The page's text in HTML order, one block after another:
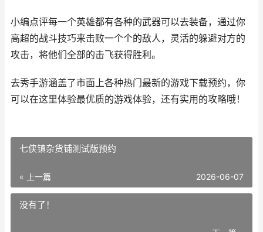
小编点评每一个英雄都有各种的武器可以去装备，通过你
高超的战斗技巧来击败一个个的敌人，灵活的躲避对方的
攻击，将他们全部的击飞获得胜利。
去秀手游涵盖了市面上各种热门最新的游戏下载预约，你
可以在这里体验最优质的游戏体验，还有实用的攻略哦！
七侠镇杂货铺测试版预约
« 上一篇 2026-06-07
没有了！